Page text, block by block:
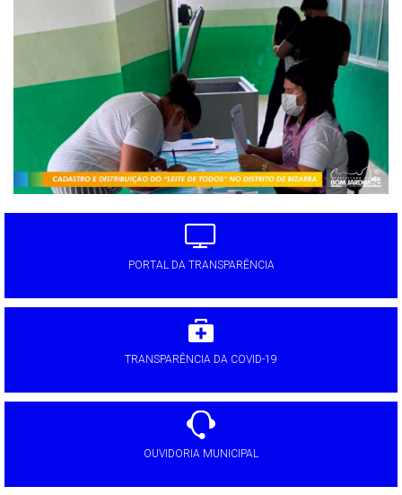
PORTAL DA TRANSPARÊNCIA
TRANSPARÊNCIA DA COVID-19
OUVIDORIA MUNICIPAL